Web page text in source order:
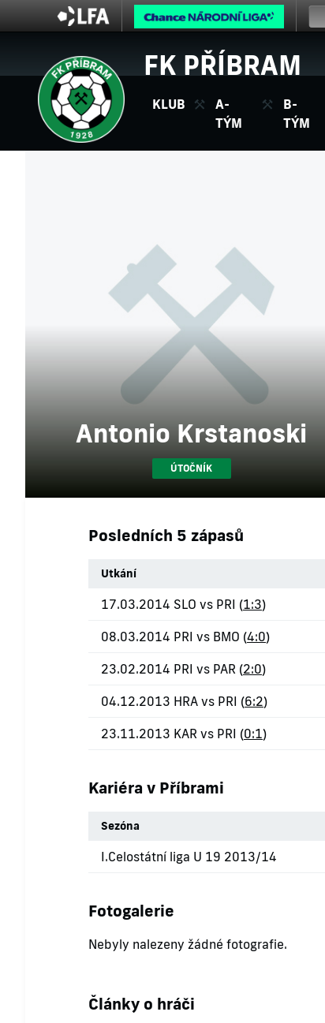
FK PŘÍBRAM
KLUB
A-
TÝM
B-
TÝM
Antonio Krstanoski
ÚTOČNÍK
Posledních 5 zápasů
Utkání
17.03.2014 SLO vs PRI (1:3)
08.03.2014 PRI vs BMO (4:0)
23.02.2014 PRI vs PAR (2:0)
04.12.2013 HRA vs PRI (6:2)
23.11.2013 KAR vs PRI (0:1)
Kariéra v Příbrami
Sezóna
I.Celostátní liga U 19 2013/14
Fotogalerie
Nebyly nalezeny žádné fotografie.
Články o hráči